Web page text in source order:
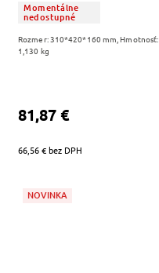
Momentálne
nedostupné
66,56 € bez DPH
81,87 €
Rozmer: 310*420*160 mm, Hmotnosť:
1,130 kg
NOVINKA